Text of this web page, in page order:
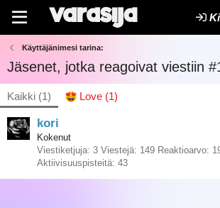
Käyttäjänimesi tarina:
Jäsenet, jotka reagoivat viestiin
Kaikki (1) Love (1)
kori
Kokenut
Viestiketjuja 3 Viestejä 149 Reaktioarvo
Aktiivisuuspisteitä 43